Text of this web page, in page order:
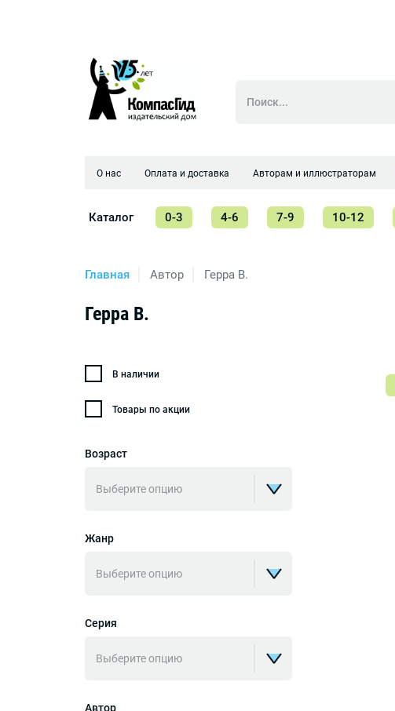
Главная Автор Герра В.
Герра В.
В наличии
Товары по акции
Возраст
Выберите опцию
Жанр
Выберите опцию
Серия
Выберите опцию
Автор
О нас Оплата и доставка Авторам и иллюстраторам
Каталог 0-3 4-6 7-9 10-12